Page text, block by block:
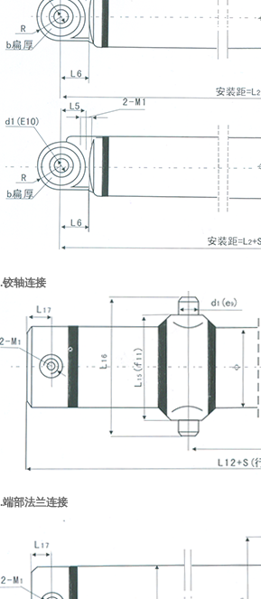
铰轴连接
端部法兰连接